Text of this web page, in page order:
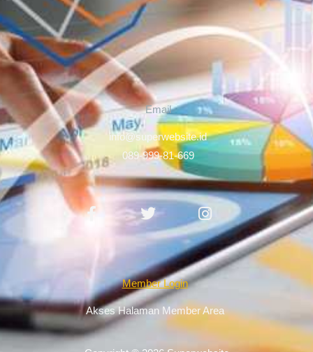
Email
info@superwebsite.id
089-999-81-669
Facebook-
f
Twitter Instagram
Member Login
Akses Halaman Member Area